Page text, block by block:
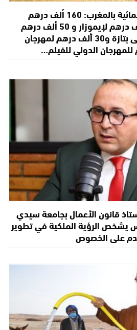
دعم المهرجانات السينمائية بالمغرب: 160 ألف درهم
لمهرجان فاس و80 ألف درهم لإيموزار و 50 ألف درهم
لمهرجان سينما المقهى بتازة و30 ألف درهم لمهرجان
قانون الأعمال بجامعة سيدي
يشخص الرؤية الملكية في تطوير
على الخصوص